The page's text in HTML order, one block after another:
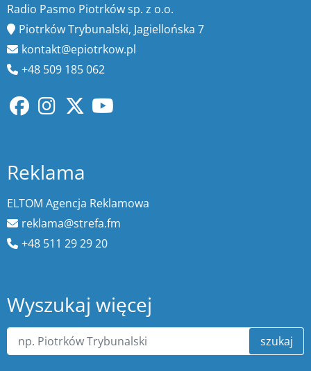
Radio Pasmo Piotrków sp. z o.o.
Piotrków Trybunalski, Jagiellońska 7
kontakt@epiotrkow.pl
+48 509 185 062
Reklama
ELTOM Agencja Reklamowa
reklama@strefa.fm
+48 511 29 29 20
Wyszukaj więcej
szukaj